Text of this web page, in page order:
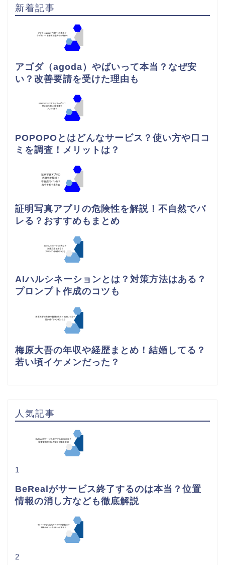
新着記事
アゴダ（agoda）やばいって本当？なぜ安
い？改善要請を受けた理由も
POPOPOとはどんなサービス？使い方や口コ
ミを調査！メリットは？
証明写真アプリの危険性を解説！不自然でバ
レる？おすすめもまとめ
AIハルシネーションとは？対策方法はある？
プロンプト作成のコツも
梅原大吾の年収や経歴まとめ！結婚してる？
若い頃イケメンだった？
人気記事
1
BeRealがサービス終了するのは本当？位置
情報の消し方なども徹底解説
2